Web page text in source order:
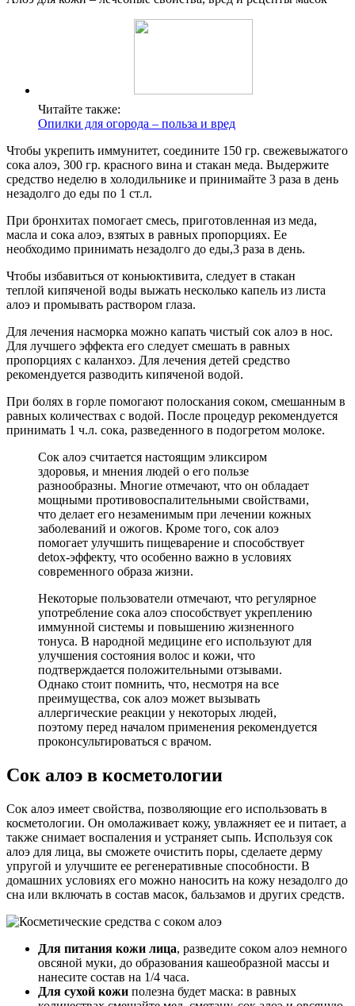
Читайте также:
Опилки для огорода – польза и вред
Чтобы укрепить иммунитет, соедините 150 гр. свежевыжатого
сока алоэ, 300 гр. красного вина и стакан меда. Выдержите
средство неделю в холодильнике и принимайте 3 раза в день
незадолго до еды по 1 ст.л.
При бронхитах помогает смесь, приготовленная из меда,
масла и сока алоэ, взятых в равных пропорциях. Ее
необходимо принимать незадолго до еды,3 раза в день.
Чтобы избавиться от коньюктивита, следует в стакан
теплой кипяченой воды выжать несколько капель из листа
алоэ и промывать раствором глаза.
Для лечения насморка можно капать чистый сок алоэ в нос.
Для лучшего эффекта его следует смешать в равных
пропорциях с каланхоэ. Для лечения детей средство
рекомендуется разводить кипяченой водой.
При болях в горле помогают полоскания соком, смешанным в
равных количествах с водой. После процедур рекомендуется
принимать 1 ч.л. сока, разведенного в подогретом молоке.
Сок алоэ считается настоящим эликсиром
здоровья, и мнения людей о его пользе
разнообразны. Многие отмечают, что он обладает
мощными противовоспалительными свойствами,
что делает его незаменимым при лечении кожных
заболеваний и ожогов. Кроме того, сок алоэ
помогает улучшить пищеварение и способствует
detox-эффекту, что особенно важно в условиях
современного образа жизни.
Некоторые пользователи отмечают, что регулярное
употребление сока алоэ способствует укреплению
иммунной системы и повышению жизненного
тонуса. В народной медицине его используют для
улучшения состояния волос и кожи, что
подтверждается положительными отзывами.
Однако стоит помнить, что, несмотря на все
преимущества, сок алоэ может вызывать
аллергические реакции у некоторых людей,
поэтому перед началом применения рекомендуется
проконсультироваться с врачом.
Сок алоэ в косметологии
Сок алоэ имеет свойства, позволяющие его использовать в
косметологии. Он омолаживает кожу, увлажняет ее и питает, а
также снимает воспаления и устраняет сыпь. Используя сок
алоэ для лица, вы сможете очистить поры, сделаете дерму
упругой и улучшите ее регенеративные способности. В
домашних условиях его можно наносить на кожу незадолго до
сна или включать в состав масок, бальзамов и других средств.
Для питания кожи лица, разведите соком алоэ немного
овсяной муки, до образования кашеобразной массы и
нанесите состав на 1/4 часа.
Для сухой кожи полезна будет маска: в равных